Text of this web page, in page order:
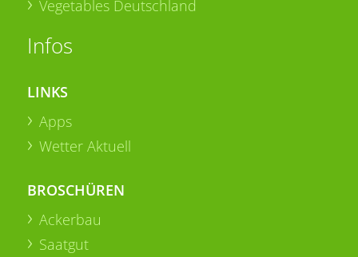
Vegetables Deutschland
Infos
LINKS
Apps
Wetter Aktuell
BROSCHÜREN
Ackerbau
Saatgut